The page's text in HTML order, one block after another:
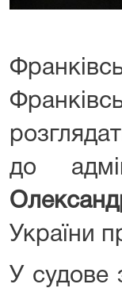
до
України
У судове